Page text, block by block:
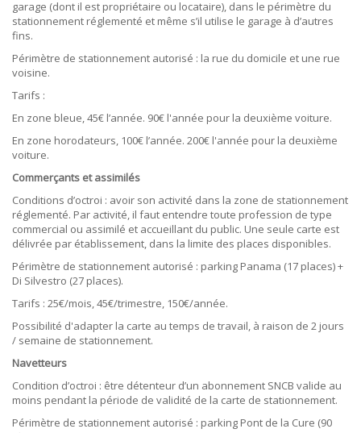
garage (dont il est propriétaire ou locataire), dans le périmètre du
stationnement réglementé et même s’il utilise le garage à d’autres
fins.
Périmètre de stationnement autorisé : la rue du domicile et une rue
voisine.
Tarifs :
En zone bleue, 45€ l’année. 90€ l'année pour la deuxième voiture.
En zone horodateurs, 100€ l’année. 200€ l'année pour la deuxième
voiture.
Commerçants et assimilés
Conditions d’octroi : avoir son activité dans la zone de stationnement
réglementé. Par activité, il faut entendre toute profession de type
commercial ou assimilé et accueillant du public. Une seule carte est
délivrée par établissement, dans la limite des places disponibles.
Périmètre de stationnement autorisé : parking Panama (17 places) +
Di Silvestro (27 places).
Tarifs : 25€/mois, 45€/trimestre, 150€/année.
Possibilité d'adapter la carte au temps de travail, à raison de 2 jours
/ semaine de stationnement.
Navetteurs
Condition d’octroi : être détenteur d’un abonnement SNCB valide au
moins pendant la période de validité de la carte de stationnement.
Périmètre de stationnement autorisé : parking Pont de la Cure (90